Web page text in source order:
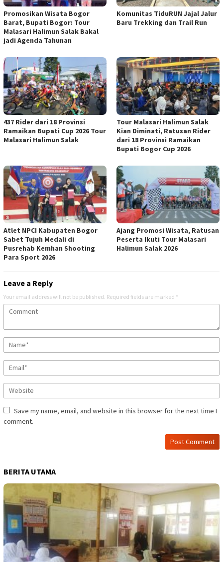
Promosikan Wisata Bogor
Barat, Bupati Bogor: Tour
Malasari Halimun Salak Bakal
jadi Agenda Tahunan
Komunitas TiduRUN Jajal Jalur
Baru Trekking dan Trail Run
437 Rider dari 18 Provinsi
Ramaikan Bupati Cup 2026 Tour
Malasari Halimun Salak
Tour Malasari Halimun Salak
Kian Diminati, Ratusan Rider
dari 18 Provinsi Ramaikan
Bupati Bogor Cup 2026
Atlet NPCI Kabupaten Bogor
Sabet Tujuh Medali di
Pusrehab Kemhan Shooting
Para Sport 2026
Ajang Promosi Wisata, Ratusan
Peserta Ikuti Tour Malasari
Halimun Salak 2026
Leave a Reply
Your email address will not be published. Required fields are marked *
Save my name, email, and website in this browser for the next time I
comment.
BERITA UTAMA